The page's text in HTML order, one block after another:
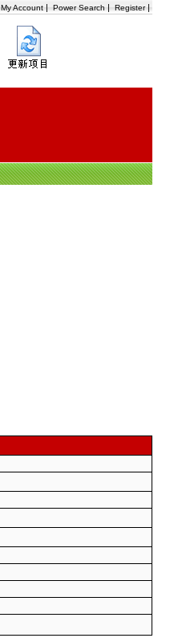
My Account | Power Search | Register|